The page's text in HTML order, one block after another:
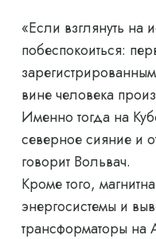
«Если взглянуть на
побеспокоиться:
вине человека
Именно тогда на
северное сияние и
говорит Вольвач.
Кроме того,
энергосистемы и
трансформаторы на